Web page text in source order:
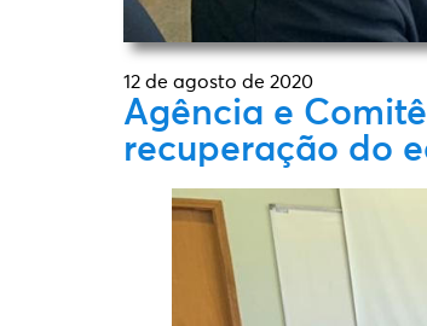
12 de agosto de 2020
Agência e
recuperação do